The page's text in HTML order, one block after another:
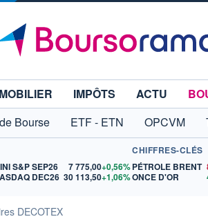
IMPÔTS ACTU
Bourse ETF - ETN OPCVM
S&P SEP26 7 775,00+0,56%
DEC26 30 113,50+1,06%
CHIFFRES-CLÉS
PÉTROLE BRENT
ONCE D'OR
DECOTEX